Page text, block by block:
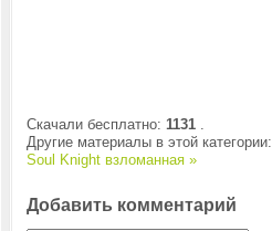
Скачали бесплатно: 1131.
Другие материалы в этой категории:
Soul Knight взломанная »
Добавить комментарий